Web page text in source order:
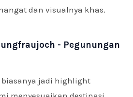
dan visualnya khas.
- Pegunungan
jadi highlight